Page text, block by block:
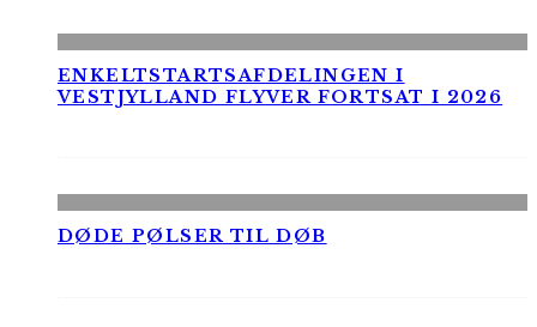
ENKELTSTARTSAFDELINGEN I
VESTJYLLAND FLYVER FORTSAT I 2026
DØDE PØLSER TIL DØB